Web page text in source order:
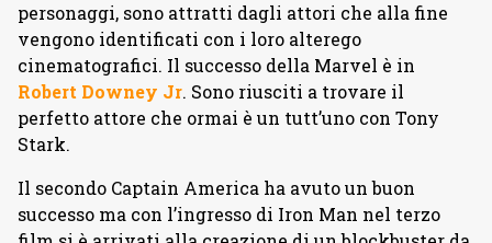
personaggi, sono attratti dagli attori che alla fine
vengono identificati con i loro alterego
cinematografici. Il successo della Marvel è in
Robert Downey Jr. Sono riusciti a trovare il
perfetto attore che ormai è un tutt’uno con Tony
Stark.
Il secondo Captain America ha avuto un buon
successo ma con l’ingresso di Iron Man nel terzo